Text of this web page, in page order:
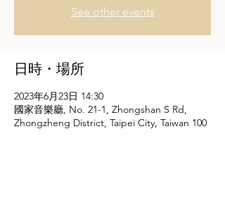
See other events
日時・場所
2023年6月23日 14:30
國家音樂廳, No. 21-1, Zhongshan S Rd,
Zhongzheng District, Taipei City, Taiwan 100